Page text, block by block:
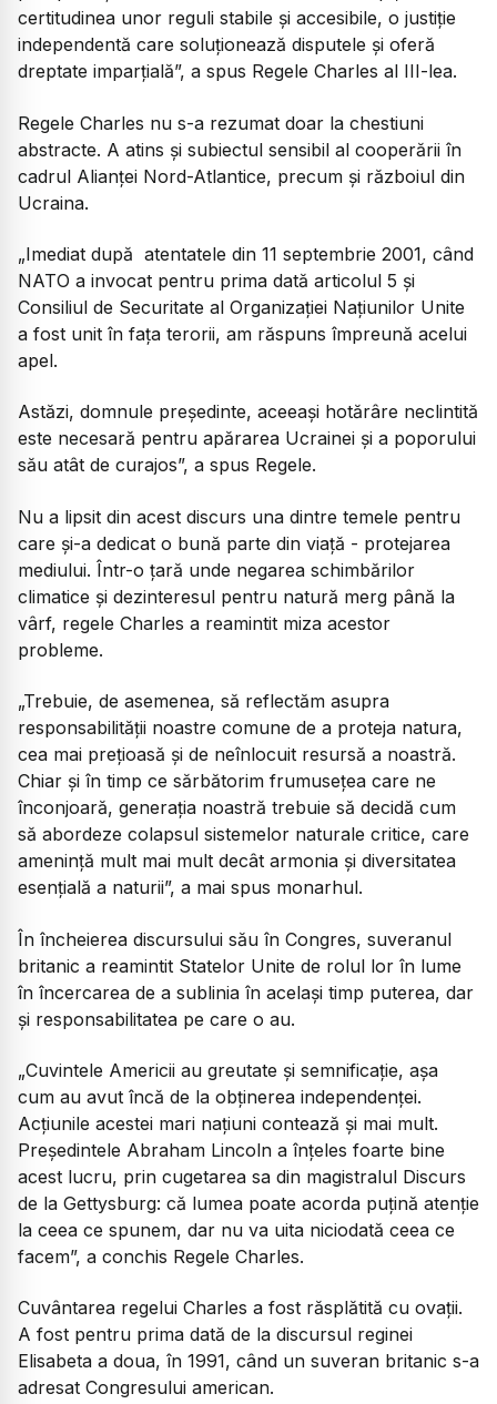
certitudinea unor reguli stabile și accesibile, o justiție
independentă care soluționează disputele și oferă
dreptate imparțială”, a spus Regele Charles al III-lea.
Regele Charles nu s-a rezumat doar la chestiuni
abstracte. A atins și subiectul sensibil al cooperării în
cadrul Alianței Nord-Atlantice, precum și războiul din
Ucraina.
„Imediat după atentatele din 11 septembrie 2001, când
NATO a invocat pentru prima dată articolul 5 și
Consiliul de Securitate al Organizației Națiunilor Unite
a fost unit în fața terorii, am răspuns împreună acelui
apel.
Astăzi, domnule președinte, aceeași hotărâre neclintită
este necesară pentru apărarea Ucrainei și a poporului
său atât de curajos”, a spus Regele.
Nu a lipsit din acest discurs una dintre temele pentru
care și-a dedicat o bună parte din viață - protejarea
mediului. Într-o țară unde negarea schimbărilor
climatice și dezinteresul pentru natură merg până la
vârf, regele Charles a reamintit miza acestor
probleme.
„Trebuie, de asemenea, să reflectăm asupra
responsabilității noastre comune de a proteja natura,
cea mai prețioasă și de neînlocuit resursă a noastră.
Chiar și în timp ce sărbătorim frumusețea care ne
înconjoară, generația noastră trebuie să decidă cum
să abordeze colapsul sistemelor naturale critice, care
amenință mult mai mult decât armonia și diversitatea
esențială a naturii”, a mai spus monarhul.
În încheierea discursului său în Congres, suveranul
britanic a reamintit Statelor Unite de rolul lor în lume
în încercarea de a sublinia în același timp puterea, dar
și responsabilitatea pe care o au.
„Cuvintele Americii au greutate și semnificație, așa
cum au avut încă de la obținerea independenței.
Acțiunile acestei mari națiuni contează și mai mult.
Președintele Abraham Lincoln a înțeles foarte bine
acest lucru, prin cugetarea sa din magistralul Discurs
de la Gettysburg: că lumea poate acorda puțină atenție
la ceea ce spunem, dar nu va uita niciodată ceea ce
facem”, a conchis Regele Charles.
Cuvântarea regelui Charles a fost răsplătită cu ovații.
A fost pentru prima dată de la discursul reginei
Elisabeta a doua, în 1991, când un suveran britanic s-a
adresat Congresului american.